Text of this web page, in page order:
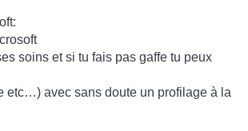
soins et si tu fais pas gaffe tu peux
etc…) avec sans doute un profilage à la